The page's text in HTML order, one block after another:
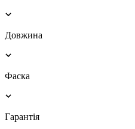
Довжина
Фаска
Гарантія